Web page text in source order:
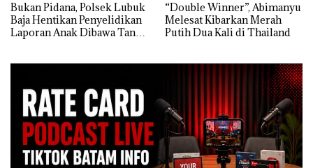
Bukan Pidana, Polsek Lubuk
Baja Hentikan Penyelidikan
Laporan Anak Dibawa Tanpa
“Double Winner”, Abimanyu
Melesat Kibarkan Merah
Putih Dua Kali di Thailand